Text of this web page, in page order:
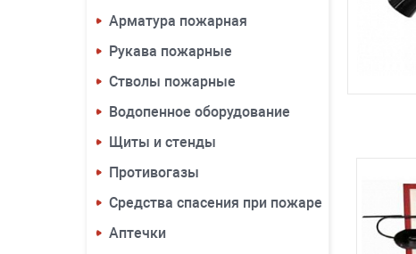
Арматура пожарная
Рукава пожарные
Стволы пожарные
Водопенное оборудование
Щиты и стенды
Противогазы
Средства спасения при пожаре
Аптечки